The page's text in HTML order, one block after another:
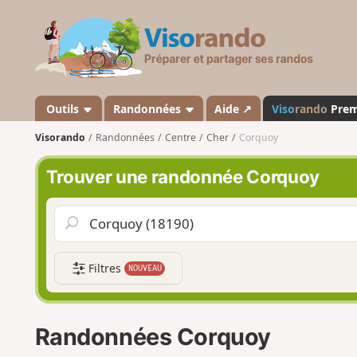
s
a
n
o
Outils Randonnées Aide ↗ Visorando
Visorando Randonnées Centre Cher Corquoy
Trouver une randonnée Corquoy
Filtres NOUVEAU
Randonnées Corquoy